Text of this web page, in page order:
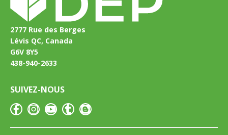
2777 Rue des Berges
Lévis QC, Canada
G6V 8Y5
438-940-2633
SUIVEZ-NOUS